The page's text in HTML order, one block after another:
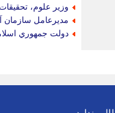
وزير علوم،
مديرعامل سازمان
دولت جمهوري